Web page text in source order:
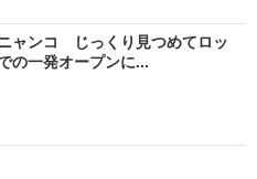
ャンコ じっくり見つめてロッ
の一発オープンに...